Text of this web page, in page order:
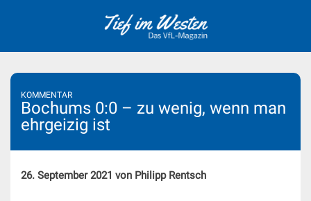
KOMMENTAR
Bochums 0:0 – zu wenig, wenn man
ehrgeizig ist
26. September 2021 von Philipp Rentsch